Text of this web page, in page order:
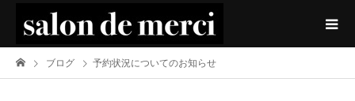
ブログ 予約状況についてのお知らせ